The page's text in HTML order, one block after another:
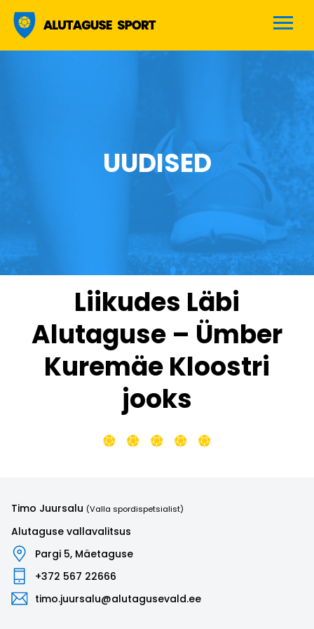
UUDISED
Liikudes Läbi
Alutaguse – Ümber
Kuremäe Kloostri
jooks
Timo Juursalu (Valla spordispetsialist)
Alutaguse vallavalitsus
Pargi 5, Mäetaguse
+372 567 22666
timo.juursalu@alutagusevald.ee